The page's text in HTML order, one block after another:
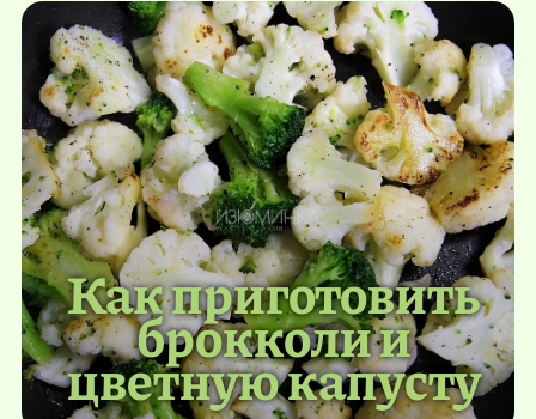
Как приготовить
брокколи и
цветную капусту